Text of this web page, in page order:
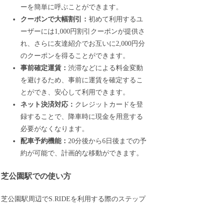
ーを簡単に呼ぶことができます。
クーポンで大幅割引：初めて利用するユ
ーザーには1,000円割引クーポンが提供さ
れ、さらに友達紹介でお互いに2,000円分
のクーポンを得ることができます。
事前確定運賃：渋滞などによる料金変動
を避けるため、事前に運賃を確定するこ
とができ、安心して利用できます。
ネット決済対応： クレジットカードを登
録することで、降車時に現金を用意する
必要がなくなります。
配車予約機能： 20分後から6日後までの予
約が可能で、計画的な移動ができます。
芝公園駅での使い方
芝公園駅周辺でS.RIDEを利用する際のステップ